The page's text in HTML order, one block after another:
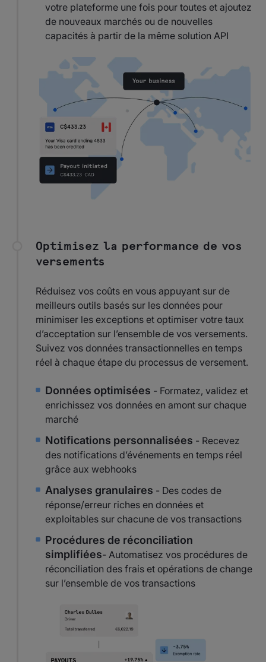
votre plateforme une fois pour toutes et ajoutez
de nouveaux marchés ou de nouvelles
capacités à partir de la même solution API
Optimisez la performance de vos
versements
Réduisez vos coûts en vous appuyant sur de
meilleurs outils basés sur les données pour
minimiser les exceptions et optimiser votre taux
d’acceptation sur l’ensemble de vos versements.
Suivez vos données transactionnelles en temps
réel à chaque étape du processus de versement.
Données optimisées - Formatez, validez et
enrichissez vos données en amont sur chaque
marché
Notifications personnalisées - Recevez
des notifications d’événements en temps réel
grâce aux webhooks
Analyses granulaires - Des codes de
réponse/erreur riches en données et
exploitables sur chacune de vos transactions
Procédures de réconciliation
simplifiées- Automatisez vos procédures de
réconciliation des frais et opérations de change
sur l’ensemble de vos transactions